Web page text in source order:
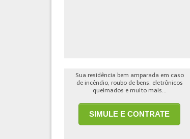
Sua residência bem amparada em caso
de incêndio, roubo de bens, eletrônicos
queimados e muito mais...
SIMULE E CONTRATE